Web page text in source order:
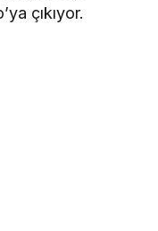
çıkıyor.